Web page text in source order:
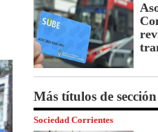
Más títulos de sección
Sociedad Corrientes